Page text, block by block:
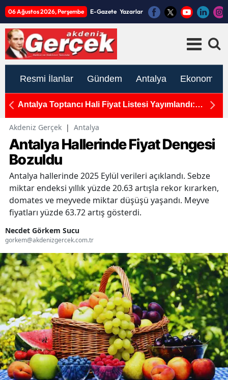
06 Ağustos 2026, Perşembe E-Gazete Yazarlar
Resmi İlanlar Gündem Antalya Ekonomi
Antalya Toptancı Hali Fiyat Listesi Yayımlandı:
Akdeniz Gerçek | Antalya
Antalya Hallerinde Fiyat Dengesi
Bozuldu
Antalya hallerinde 2025 Eylül verileri açıklandı. Sebze
miktar endeksi yıllık yüzde 20.63 artışla rekor kırarken,
domates ve meyvede miktar düşüşü yaşandı. Meyve
fiyatları yüzde 63.72 artış gösterdi.
Necdet Görkem Sucu
gorkem@akdenizgercek.com.tr